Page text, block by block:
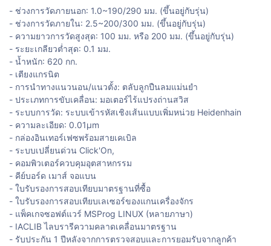
- ช่วงการวัดภายนอก: 1.0~190/290 มม. (ขึ้นอยู่กับรุ่น)
- ช่วงการวัดภายใน: 2.5~200/300 มม. (ขึ้นอยู่กับรุ่น)
- ความยาวการวัดสูงสุด: 100 มม. หรือ 200 มม. (ขึ้นอยู่กับรุ่น)
- ระยะเกลียวต่ำสุด: 0.1 มม.
- น้ำหนัก: 620 กก.
- เตียงแกรนิต
- การนำทางแนวนอน/แนวตั้ง: ตลับลูกปืนลมแม่นยำ
- ประเภทการขับเคลื่อน: มอเตอร์ไร้แปรงถ่านสวิส
- ระบบการวัด: ระบบเข้ารหัสเชิงเส้นแบบเพิ่มหน่วย Heidenhain
- ความละเอียด: 0.01μm
- กล่องอินเทอร์เฟซพร้อมสายเคเบิล
- ระบบเปลี่ยนด่วน Click'On,
- คอมพิวเตอร์ควบคุมอุตสาหกรรม
- คีย์บอร์ด เมาส์ จอแบน
- ใบรับรองการสอบเทียบมาตรฐานที่ซื้อ
- ใบรับรองการสอบเทียบเลเซอร์ของแกนเครื่องจักร
- แพ็คเกจซอฟต์แวร์ MSProg LINUX (หลายภาษา)
- IACLIB ไลบรารีความคลาดเคลื่อนมาตรฐาน
- รับประกัน 1 ปีหลังจากการตรวจสอบและการยอมรับจากลูกค้า